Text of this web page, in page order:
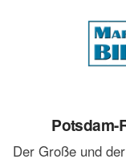
Potsdam-
Der Große und